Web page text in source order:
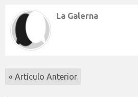
La Galerna
« Artículo Anterior